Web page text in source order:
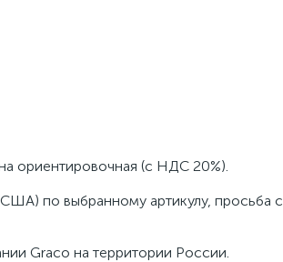
ориентировочная (с НДС 20%).
по выбранному артикулу, просьба
Graco на территории России.